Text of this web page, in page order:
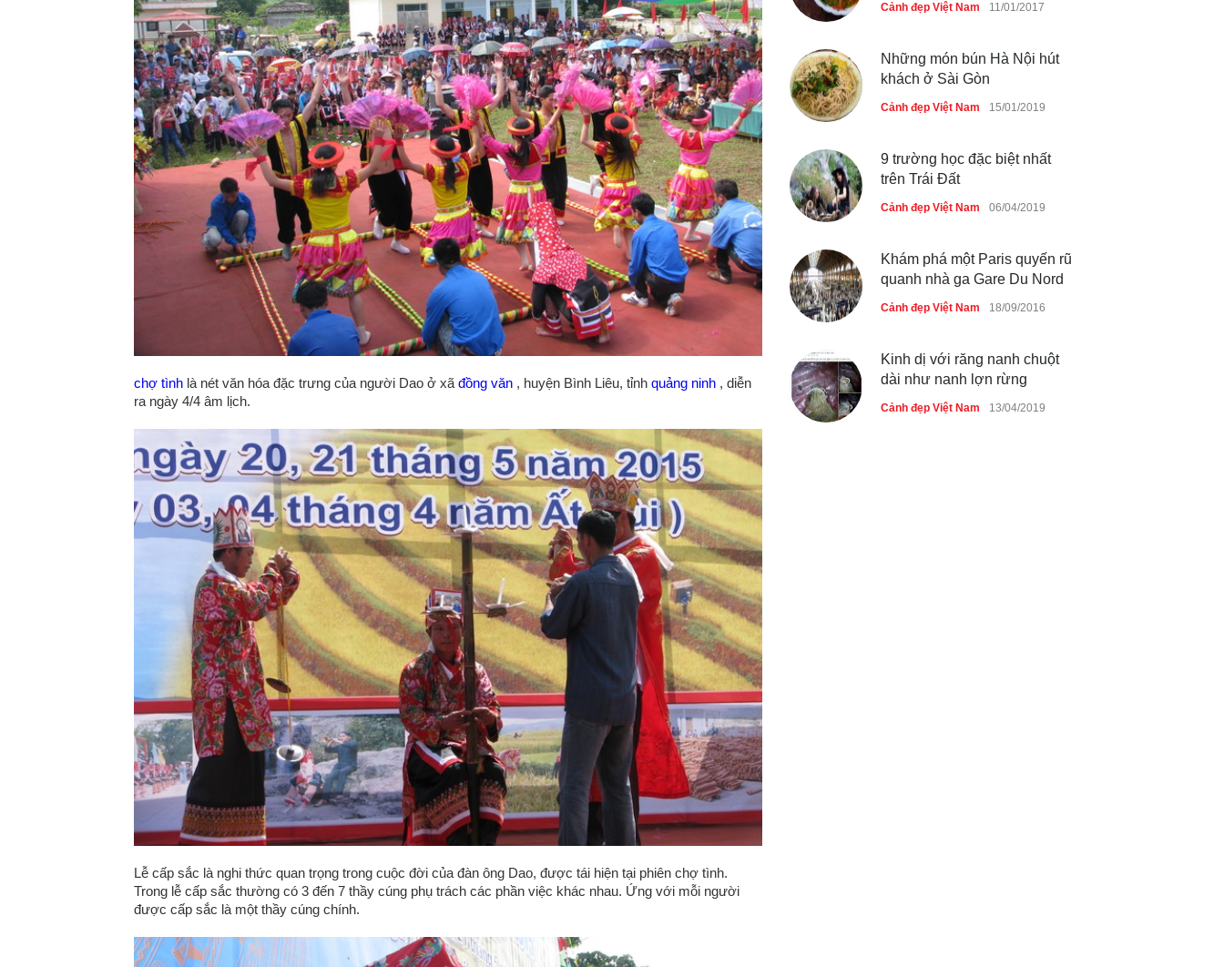
chợ tình là nét văn hóa đặc trưng của người Dao ở xã đồng văn , huyện Bình Liêu, tỉnh quảng ninh , diễn
ra ngày 4/4 âm lịch.
Lễ cấp sắc là nghi thức quan trọng trong cuộc đời của đàn ông Dao, được tái hiện tại phiên chợ tình.
Trong lễ cấp sắc thường có 3 đến 7 thầy cúng phụ trách các phần việc khác nhau. Ứng với mỗi người
được cấp sắc là một thầy cúng chính.
Cảnh đẹp Việt Nam 11/01/2017
Những món bún Hà Nội hút
khách ở Sài Gòn
Cảnh đẹp Việt Nam 15/01/2019
9 trường học đặc biệt nhất
trên Trái Đất
Cảnh đẹp Việt Nam 06/04/2019
Khám phá một Paris quyến rũ
quanh nhà ga Gare Du Nord
Cảnh đẹp Việt Nam 18/09/2016
Kinh dị với răng nanh chuột
dài như nanh lợn rừng
Cảnh đẹp Việt Nam 13/04/2019